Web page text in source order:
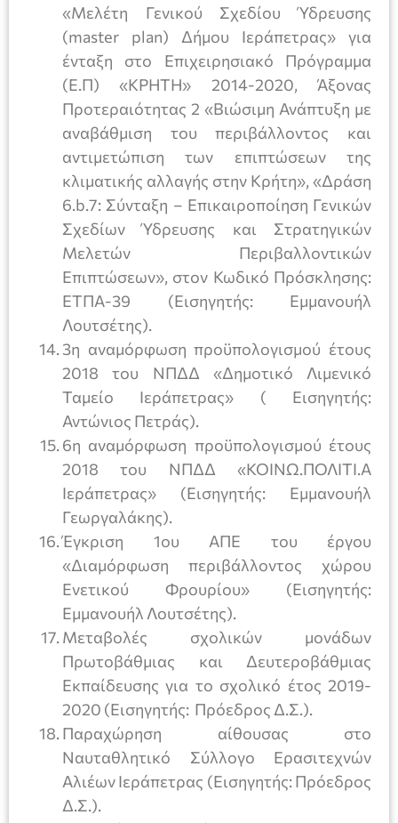
«Μελέτη Γενικού Σχεδίου Ύδρευσης
(master plan) Δήμου Ιεράπετρας» για
ένταξη στο Επιχειρησιακό Πρόγραμμα
(Ε.Π) «ΚΡΗΤΗ» 2014-2020, Άξονας
Προτεραιότητας 2 «Βιώσιμη Ανάπτυξη με
αναβάθμιση του περιβάλλοντος και
αντιμετώπιση των επιπτώσεων της
κλιματικής αλλαγής στην Κρήτη», «Δράση
6.b.7: Σύνταξη – Επικαιροποίηση Γενικών
Σχεδίων Ύδρευσης και Στρατηγικών
Μελετών Περιβαλλοντικών
Επιπτώσεων», στον Κωδικό Πρόσκλησης:
ΕΤΠΑ-39 (Εισηγητής: Εμμανουήλ
Λουτσέτης).
3η αναμόρφωση προϋπολογισμού έτους
2018 του ΝΠΔΔ «Δημοτικό Λιμενικό
Ταμείο Ιεράπετρας» ( Εισηγητής:
Αντώνιος Πετράς).
6η αναμόρφωση προϋπολογισμού έτους
2018 του ΝΠΔΔ «ΚΟΙΝΩ.ΠΟΛΙΤΙ.Α
Ιεράπετρας» (Εισηγητής: Εμμανουήλ
Γεωργαλάκης).
Έγκριση 1ου ΑΠΕ του έργου
«Διαμόρφωση περιβάλλοντος χώρου
Ενετικού Φρουρίου» (Εισηγητής:
Εμμανουήλ Λουτσέτης).
Μεταβολές σχολικών μονάδων
Πρωτοβάθμιας και Δευτεροβάθμιας
Εκπαίδευσης για το σχολικό έτος 2019-
2020 (Εισηγητής: Πρόεδρος Δ.Σ.).
Παραχώρηση αίθουσας στο
Ναυταθλητικό Σύλλογο Ερασιτεχνών
Αλιέων Ιεράπετρας (Εισηγητής: Πρόεδρος
Δ.Σ.).